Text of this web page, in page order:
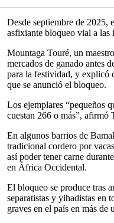
Desde septiembre de 2025,
asfixiante bloqueo vial a las
Mountaga Touré, un
mercados de ganado antes
para la festividad, y explicó
que se anunció el bloqueo.
Los ejemplares “pequeños
cuestan 266 o más”, afirmó
En algunos barrios de
tradicional cordero por
así poder tener carne
en África Occidental.
El bloqueo se produce tras
separatistas y yihadistas en
graves en el país en más de